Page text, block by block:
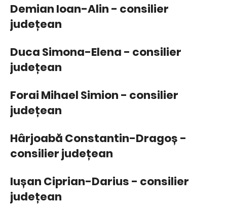
Demian Ioan-Alin - consilier
județean
Duca Simona-Elena - consilier
județean
Forai Mihael Simion - consilier
județean
Hârjoabă Constantin-Dragoș -
consilier județean
Iușan Ciprian-Darius - consilier
județean